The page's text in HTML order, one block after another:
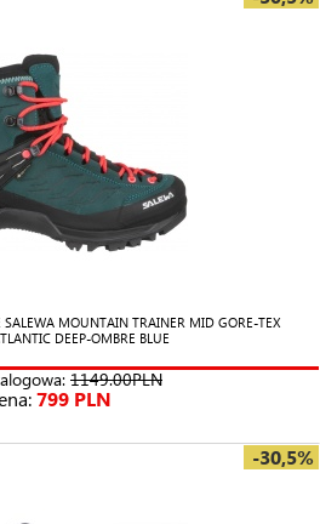
SALEWA MOUNTAIN TRAINER MID GORE-TEX
DEEP-OMBRE BLUE
1149.00PLN
799 PLN
-30,5%